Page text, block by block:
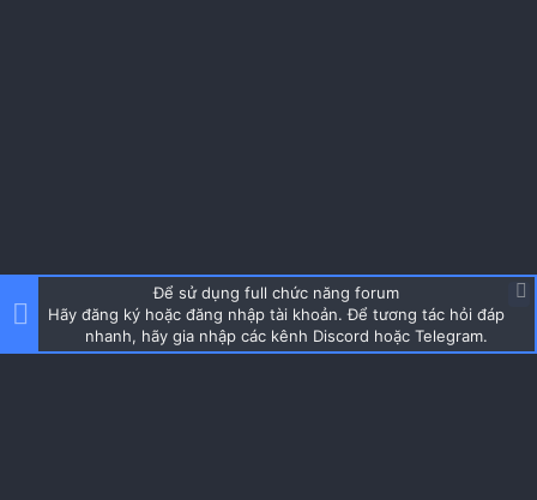
Để sử dụng full chức năng forum
Hãy đăng ký hoặc đăng nhập tài khoản. Để tương tác hỏi đáp
nhanh, hãy gia nhập các kênh Discord hoặc Telegram.